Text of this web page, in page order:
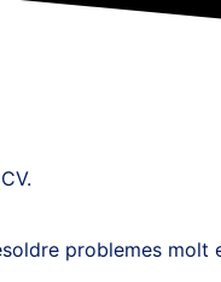
problemes molt